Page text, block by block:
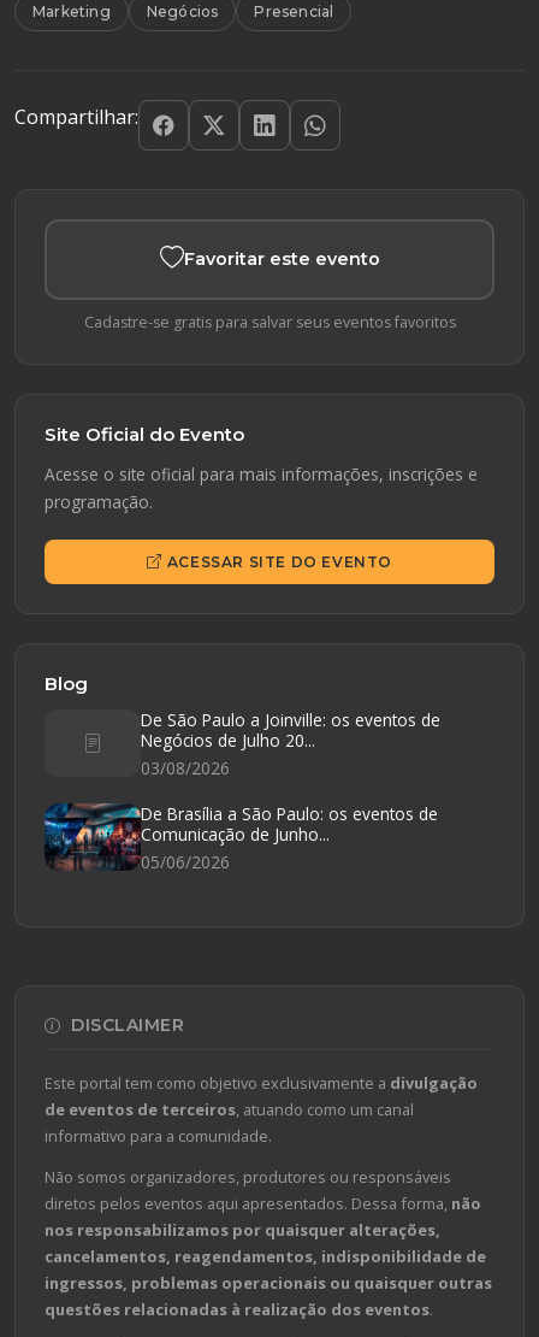
Marketing Negócios Presencial
Compartilhar:
Favoritar este evento
Cadastre-se gratis para salvar seus eventos favoritos
Site Oficial do Evento
Acesse o site oficial para mais informações, inscrições e
programação.
ACESSAR SITE DO EVENTO
Blog
De São Paulo a Joinville: os eventos de
Negócios de Julho 20...
03/08/2026
De Brasília a São Paulo: os eventos de
Comunicação de Junho...
05/06/2026
DISCLAIMER
Este portal tem como objetivo exclusivamente a divulgação
de eventos de terceiros, atuando como um canal
informativo para a comunidade.
Não somos organizadores, produtores ou responsáveis
diretos pelos eventos aqui apresentados. Dessa forma, não
nos responsabilizamos por quaisquer alterações,
cancelamentos, reagendamentos, indisponibilidade de
ingressos, problemas operacionais ou quaisquer outras
questões relacionadas à realização dos eventos.